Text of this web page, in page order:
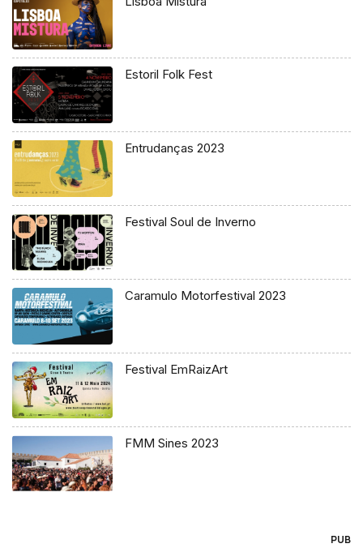
Estoril Folk Fest
Entrudanças 2023
Festival Soul de Inverno
Caramulo Motorfestival 2023
Festival EmRaizArt
FMM Sines 2023
PUB